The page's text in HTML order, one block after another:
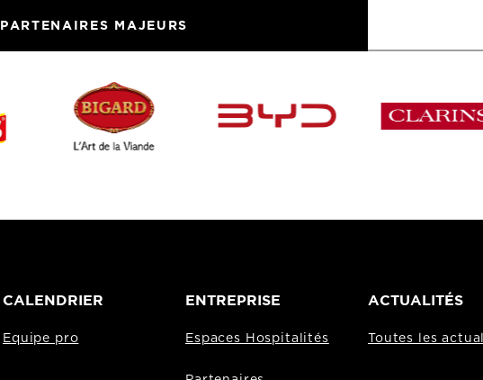
PARTENAIRES MAJEURS
CALENDRIER
Equipe pro
ENTREPRISE
Espaces Hospitalités
ACTUALITÉS
Toutes les